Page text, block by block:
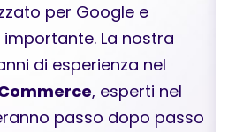
per Google e
La nostra
di esperienza nel
, esperti nel
passo dopo passo